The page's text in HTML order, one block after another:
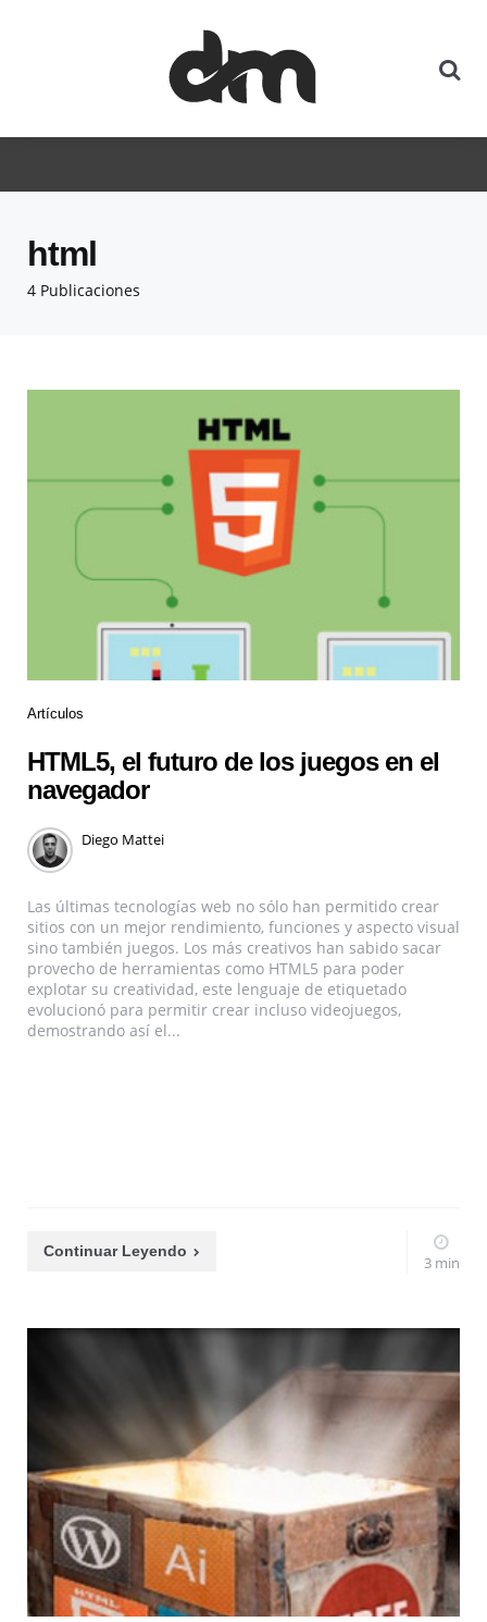
4 Publicaciones
html
Artículos
HTML5, el futuro de los juegos en el
navegador
Diego Mattei
Las últimas tecnologías web no sólo han permitido crear
sitios con un mejor rendimiento, funciones y aspecto visual
sino también juegos. Los más creativos han sabido sacar
provecho de herramientas como HTML5 para poder
explotar su creatividad, este lenguaje de etiquetado
evolucionó para permitir crear incluso videojuegos,
demostrando así el...
Continuar Leyendo
3 min